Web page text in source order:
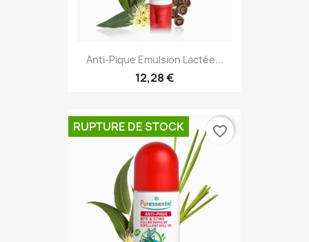
Anti-Pique Emulsion Lactée...
12,28 €
RUPTURE DE STOCK favorite_border